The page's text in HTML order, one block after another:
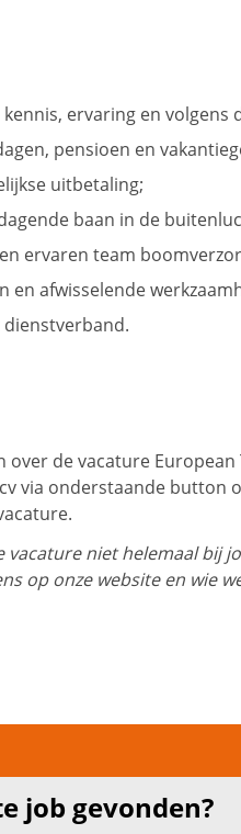
ervaring en volgens
pensioen en
uitbetaling;
baan in de
ervaren team
en afwisselende
over de vacature
via onderstaande button
vacature niet helemaal bij
op onze website en wie
job gevonden?